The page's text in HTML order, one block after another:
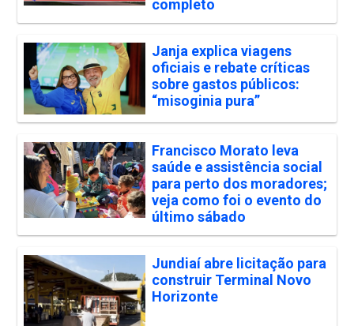
completo
Janja explica viagens
oficiais e rebate críticas
sobre gastos públicos:
“misoginia pura”
Francisco Morato leva
saúde e assistência social
para perto dos moradores;
veja como foi o evento do
último sábado
Jundiaí abre licitação para
construir Terminal Novo
Horizonte